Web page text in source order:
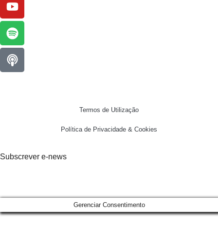
Termos de Utilização
Política de Privacidade & Cookies
Subscrever e-news
Gerenciar Consentimento